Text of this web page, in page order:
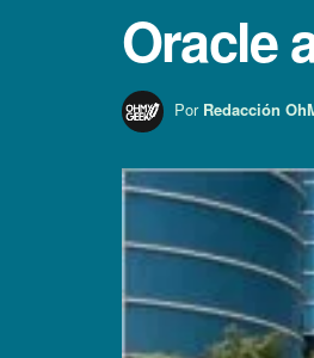
Oracle
Por Redacción